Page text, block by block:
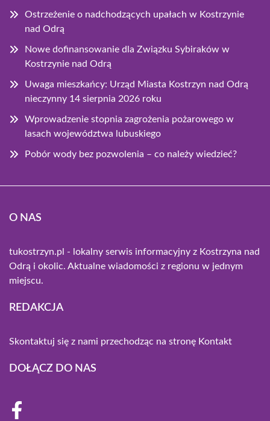
Ostrzeżenie o nadchodzących upałach w Kostrzynie
nad Odrą
Nowe dofinansowanie dla Związku Sybiraków w
Kostrzynie nad Odrą
Uwaga mieszkańcy: Urząd Miasta Kostrzyn nad Odrą
nieczynny 14 sierpnia 2026 roku
Wprowadzenie stopnia zagrożenia pożarowego w
lasach województwa lubuskiego
Pobór wody bez pozwolenia – co należy wiedzieć?
O NAS
tukostrzyn.pl - lokalny serwis informacyjny z Kostrzyna nad
Odrą i okolic. Aktualne wiadomości z regionu w jednym
miejscu.
REDAKCJA
Skontaktuj się z nami przechodząc na stronę Kontakt
DOŁĄCZ DO NAS